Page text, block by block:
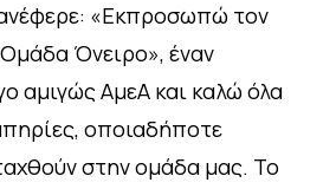
«Εκπροσωπώ τον
Όνειρο», έναν
αμιγώς ΑμεΑ και καλώ όλα
οποιαδήποτε
στην ομάδα μας. Το